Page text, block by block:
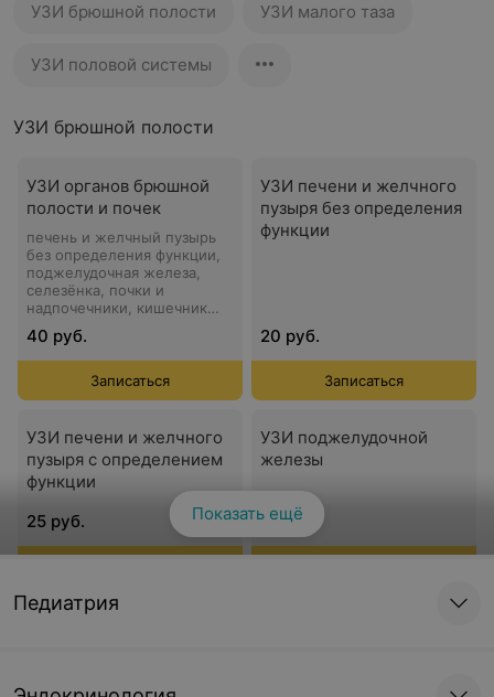
УЗИ брюшной полости УЗИ малого таза
УЗИ половой системы
УЗИ брюшной полости
УЗИ органов брюшной
полости и почек
печень и желчный пузырь
без определения функции,
поджелудочная железа,
селезёнка, почки и
надпочечники, кишечник
40 руб.
Записаться
УЗИ печени и желчного
пузыря без определения
функции
20 руб.
Записаться
УЗИ печени и желчного
пузыря с определением
функции
25 руб.
УЗИ поджелудочной
железы
20 руб.
Показать ещё
Педиатрия